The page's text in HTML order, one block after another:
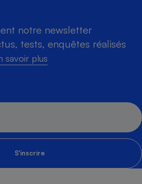
notre newsletter
tests, enquêtes réalisés
savoir plus
S'inscrire